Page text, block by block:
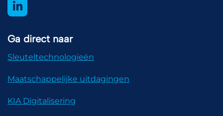
Ga direct naar
Sleuteltechnologieën
Maatschappelijke uitdagingen
KIA Digitalisering